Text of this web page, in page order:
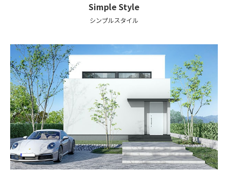
SimpleStyle
シンプルスタイル